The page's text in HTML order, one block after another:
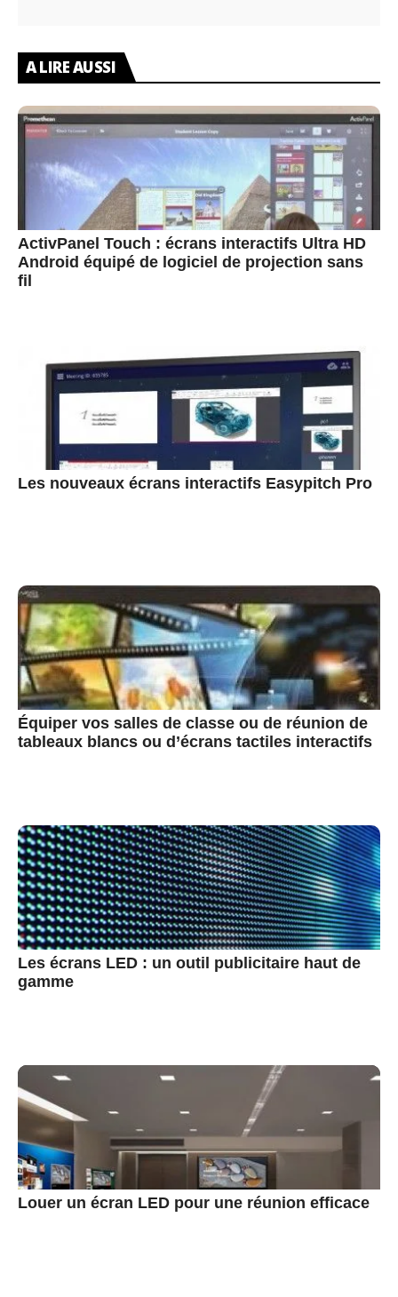
A LIRE AUSSI
ActivPanel Touch : écrans interactifs Ultra HD
Android équipé de logiciel de projection sans
fil
Les nouveaux écrans interactifs Easypitch Pro
Équiper vos salles de classe ou de réunion de
tableaux blancs ou d’écrans tactiles interactifs
Les écrans LED : un outil publicitaire haut de
gamme
Louer un écran LED pour une réunion efficace